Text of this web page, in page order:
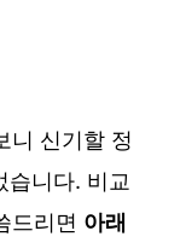
니 신기할 정
습니다. 비교
드리면 아래